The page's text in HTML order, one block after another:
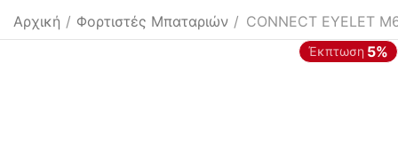
Αρχική / Φορτιστές Μπαταριών / CONNECT EYELET
Έκπτωση 5%